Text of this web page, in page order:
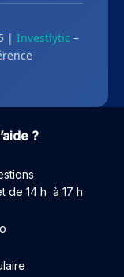
| Investlytic –
?
de 14 h à 17 h